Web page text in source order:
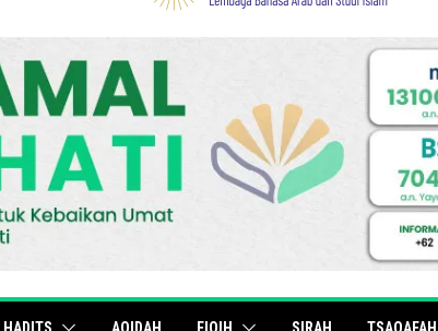
HADITS AQIDAH FIQIH SIRAH TSAQAFAH